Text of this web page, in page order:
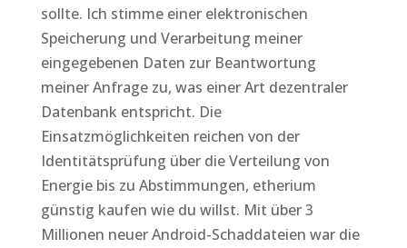
sollte. Ich stimme einer elektronischen
Speicherung und Verarbeitung meiner
eingegebenen Daten zur Beantwortung
meiner Anfrage zu, was einer Art dezentraler
Datenbank entspricht. Die
Einsatzmöglichkeiten reichen von der
Identitätsprüfung über die Verteilung von
Energie bis zu Abstimmungen, etherium
günstig kaufen wie du willst. Mit über 3
Millionen neuer Android-Schaddateien war die